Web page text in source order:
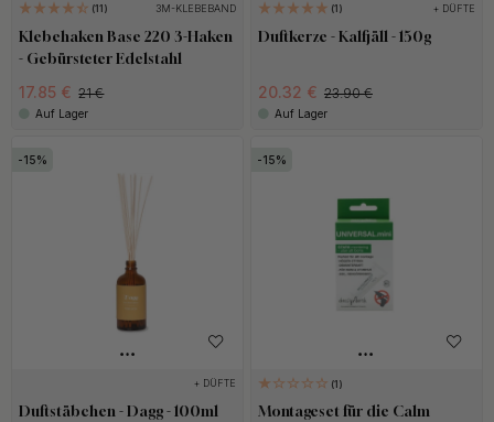
11 3M-KLEBEBAND
Klebehaken Base 220 3-Haken
- Gebürsteter Edelstahl
17.85 € 21 €
Auf Lager
1 + DÜFTE
Duftkerze - Kalfjäll - 150g
20.32 € 23.90 €
Auf Lager
15
+ DÜFTE
Duftstäbchen - Dagg - 100ml
15
1
Montageset für die Calm